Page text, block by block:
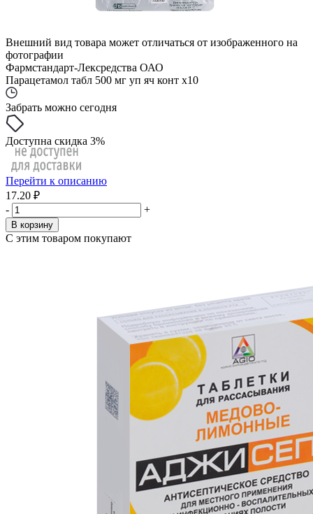
Внешний вид товара может отличаться от изображенного на
фотографии
Фармстандарт-Лексредства ОАО
Парацетамол табл 500 мг уп яч конт x10
Забрать можно сегодня
Доступна скидка 3%
Перейти к описанию
17.20 ₽
-
+
В корзину
С этим товаром покупают